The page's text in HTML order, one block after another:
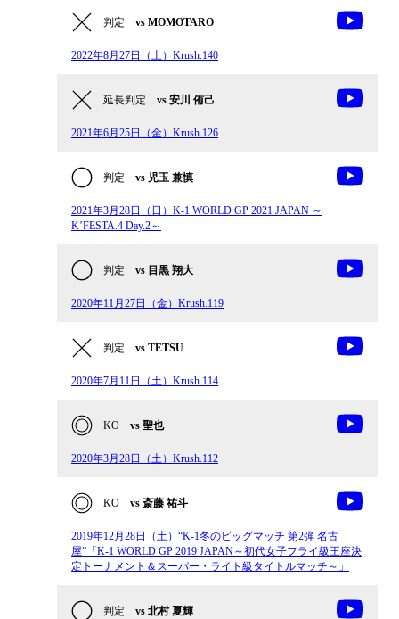
判定 vs MOMOTARO
2022年8月27日（土）Krush.140
延長判定 vs 安川 侑己
2021年6月25日（金）Krush.126
判定 vs 児玉 兼慎
2021年3月28日（日）K-1 WORLD GP 2021 JAPAN ～
K’FESTA.4 Day.2～
判定 vs 目黒 翔大
2020年11月27日（金）Krush.119
判定 vs TETSU
2020年7月11日（土）Krush.114
KO vs 聖也
2020年3月28日（土）Krush.112
KO vs 斎藤 祐斗
2019年12月28日（土）“K-1冬のビッグマッチ 第2弾 名古
屋”「K-1 WORLD GP 2019 JAPAN～初代女子フライ級王座決
定トーナメント＆スーパー・ライト級タイトルマッチ～」
判定 vs 北村 夏輝